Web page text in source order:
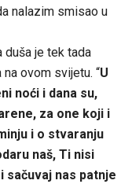
nalazim smisao u
duša je tek tada
ovom svijetu. “U
noći i dana su,
za one koji i
i o stvaranju
naš, Ti nisi
sačuvaj nas patnje